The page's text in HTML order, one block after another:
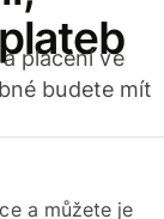
placení ve
budete mít
a můžete je